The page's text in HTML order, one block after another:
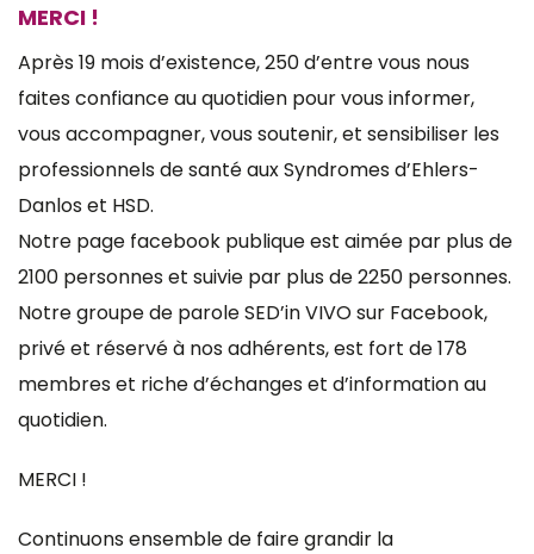
MERCI !
Après 19 mois d’existence, 250 d’entre vous nous
faites confiance au quotidien pour vous informer,
vous accompagner, vous soutenir, et sensibiliser les
professionnels de santé aux Syndromes d’Ehlers-
Danlos et HSD.
Notre page facebook publique est aimée par plus de
2100 personnes et suivie par plus de 2250 personnes.
Notre groupe de parole SED’in VIVO sur Facebook,
privé et réservé à nos adhérents, est fort de 178
membres et riche d’échanges et d’information au
quotidien.
MERCI !
Continuons ensemble de faire grandir la